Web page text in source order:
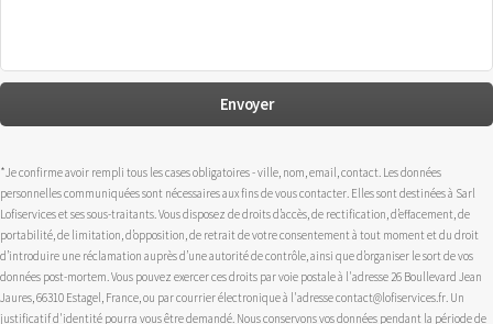
*Je confirme avoir rempli tous les cases obligatoires - ville, nom, email, contact. Les données
personnelles communiquées sont nécessaires aux fins de vous contacter. Elles sont destinées à Sarl
Lofiservices et ses sous-traitants. Vous disposez de droits d’accès, de rectification, d’effacement, de
portabilité, de limitation, d’opposition, de retrait de votre consentement à tout moment et du droit
d’introduire une réclamation auprès d’une autorité de contrôle, ainsi que d’organiser le sort de vos
données post-mortem. Vous pouvez exercer ces droits par voie postale à l'adresse 26 Boullevard Jean
Jaures, 66310 Estagel, France, ou par courrier électronique à l'adresse contact@lofiservices.fr. Un
justificatif d'identité pourra vous être demandé. Nous conservons vos données pendant la période de